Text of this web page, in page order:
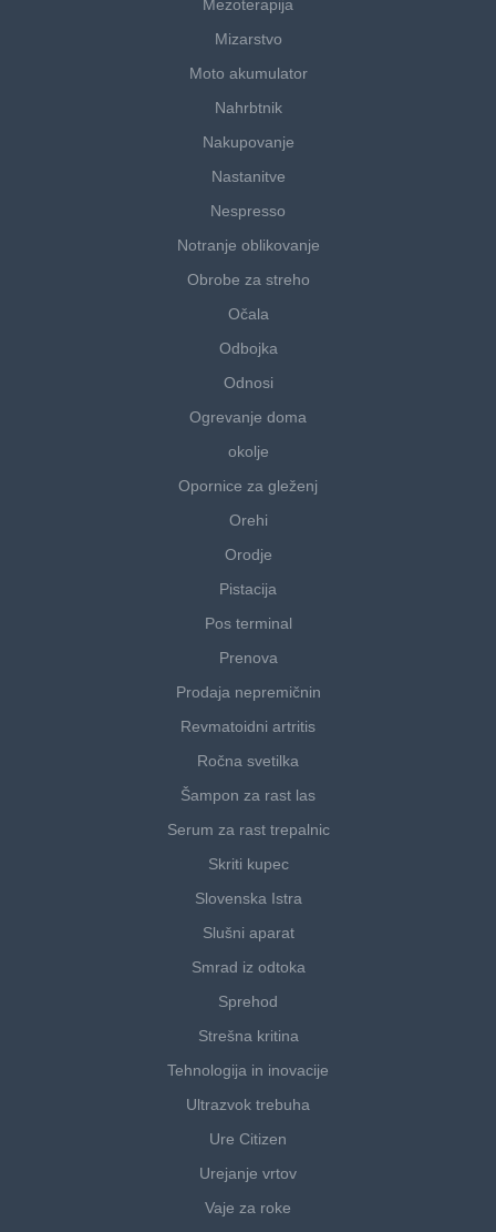
Mezoterapija
Mizarstvo
Moto akumulator
Nahrbtnik
Nakupovanje
Nastanitve
Nespresso
Notranje oblikovanje
Obrobe za streho
Očala
Odbojka
Odnosi
Ogrevanje doma
okolje
Opornice za gleženj
Orehi
Orodje
Pistacija
Pos terminal
Prenova
Prodaja nepremičnin
Revmatoidni artritis
Ročna svetilka
Šampon za rast las
Serum za rast trepalnic
Skriti kupec
Slovenska Istra
Slušni aparat
Smrad iz odtoka
Sprehod
Strešna kritina
Tehnologija in inovacije
Ultrazvok trebuha
Ure Citizen
Urejanje vrtov
Vaje za roke